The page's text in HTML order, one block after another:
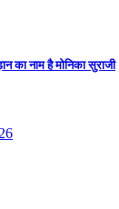
का नाम है मोनिका सुराजी